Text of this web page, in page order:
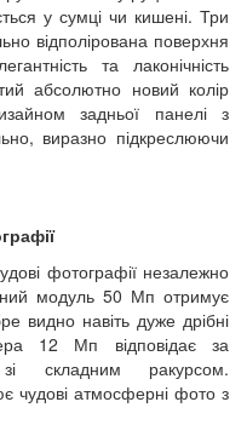
у сумці чи кишені. Три
відполірована поверхня
та лаконічність
абсолютно новий колір
задньої панелі з
виразно підкреслюючи
фотографії незалежно
модуль 50 Мп отримує
видно навіть дуже дрібні
12 Мп відповідає за
складним ракурсом.
чудові атмосферні фото з